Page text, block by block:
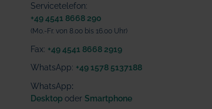
Servicetelefon:
+49 4541 8668 290
(Mo.-Fr. von 8.00 bis 16.00 Uhr)
Fax: +49 4541 8668 2919
WhatsApp: +49 1578 5137188
WhatsApp:
Desktop oder Smartphone